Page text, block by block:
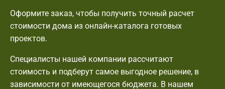
Оформите заказ, чтобы получить точный расчет
стоимости дома из онлайн-каталога готовых
проектов.
Специалисты нашей компании рассчитают
стоимость и подберут самое выгодное решение, в
зависимости от имеющегося бюджета. В нашем